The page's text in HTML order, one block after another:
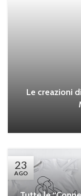
Le creazioni
23
AGO